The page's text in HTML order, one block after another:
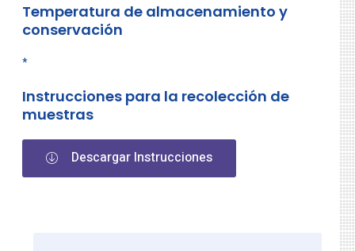
Temperatura de almacenamiento y
conservación
*
Instrucciones para la recolección de
muestras
Descargar Instrucciones